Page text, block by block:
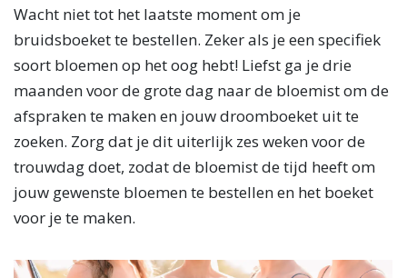
Wacht niet tot het laatste moment om je
bruidsboeket te bestellen. Zeker als je een specifiek
soort bloemen op het oog hebt! Liefst ga je drie
maanden voor de grote dag naar de bloemist om de
afspraken te maken en jouw droomboeket uit te
zoeken. Zorg dat je dit uiterlijk zes weken voor de
trouwdag doet, zodat de bloemist de tijd heeft om
jouw gewenste bloemen te bestellen en het boeket
voor je te maken.